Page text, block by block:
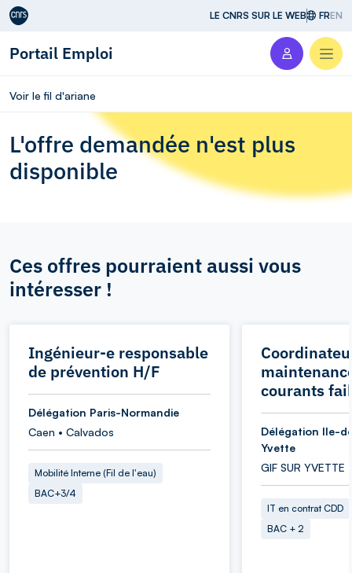
Aller au contenu LE CNRS SUR LE WEB FREN
Portail Emploi
Voir le fil d'ariane
L'offre demandée n'est plus
disponible
Ces offres pourraient aussi vous
intéresser !
Ingénieur-e responsable
de prévention H/F
Délégation Paris-Normandie
Caen • Calvados
Mobilité Interne (Fil de l'eau)
BAC+3/4
courants
Délégation Ile-
Yvette
GIF SUR YVETTE
IT en contrat CDD
BAC + 2